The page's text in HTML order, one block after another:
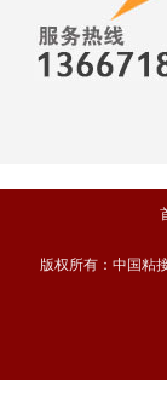
版权所有：中国粘